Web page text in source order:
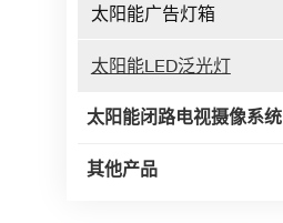
太阳能广告灯箱
太阳能LED泛光灯
太阳能闭路电视摄像系统
其他产品